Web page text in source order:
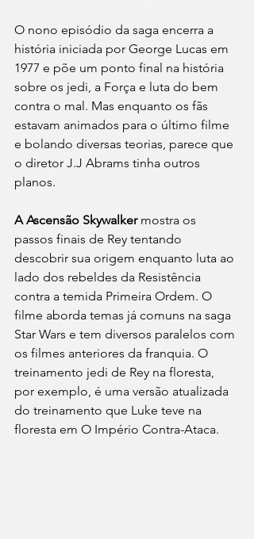
O nono episódio da saga encerra a
história iniciada por George Lucas em
1977 e põe um ponto final na história
sobre os jedi, a Força e luta do bem
contra o mal. Mas enquanto os fãs
estavam animados para o último filme
e bolando diversas teorias, parece que
o diretor J.J Abrams tinha outros
planos.
A Ascensão Skywalker mostra os
passos finais de Rey tentando
descobrir sua origem enquanto luta ao
lado dos rebeldes da Resistência
contra a temida Primeira Ordem. O
filme aborda temas já comuns na saga
Star Wars e tem diversos paralelos com
os filmes anteriores da franquia. O
treinamento jedi de Rey na floresta,
por exemplo, é uma versão atualizada
do treinamento que Luke teve na
floresta em O Império Contra-Ataca.